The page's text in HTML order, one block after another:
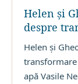
Helen și
despre
Helen și
apă Vasile